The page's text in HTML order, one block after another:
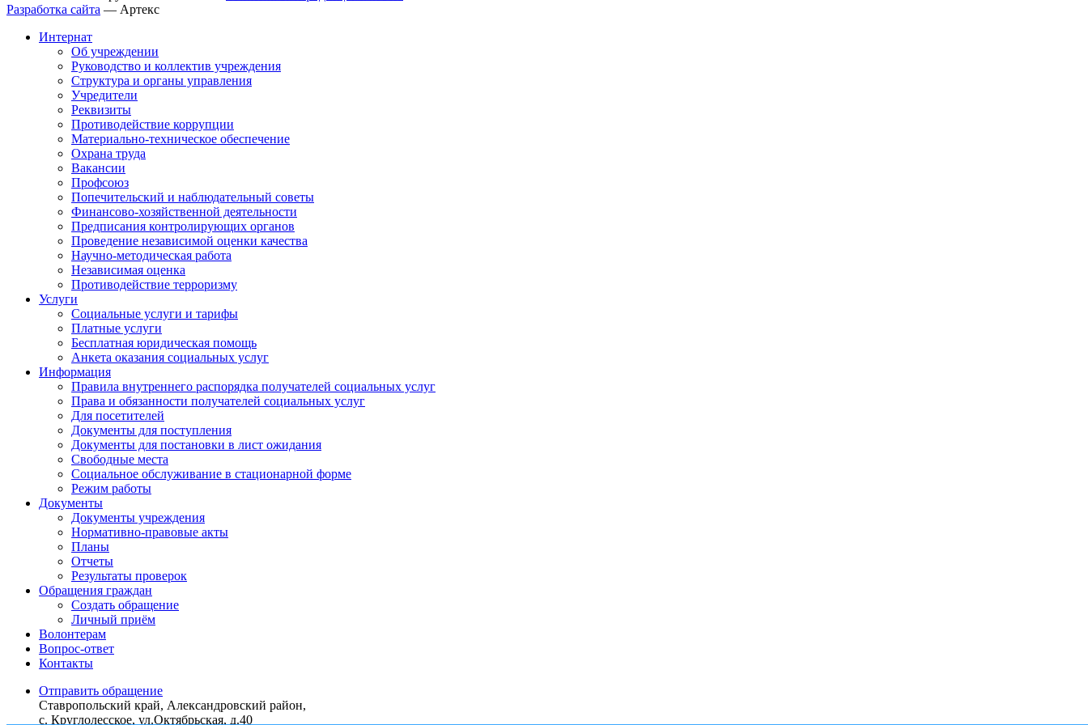
Разработка сайта — Артекс
Интернат
Об учреждении
Руководство и коллектив учреждения
Структура и органы управления
Учредители
Реквизиты
Противодействие коррупции
Материально-техническое обеспечение
Охрана труда
Вакансии
Профсоюз
Попечительский и наблюдательный советы
Финансово-хозяйственной деятельности
Предписания контролирующих органов
Проведение независимой оценки качества
Научно-методическая работа
Независимая оценка
Противодействие терроризму
Услуги
Социальные услуги и тарифы
Платные услуги
Бесплатная юридическая помощь
Анкета оказания социальных услуг
Информация
Правила внутреннего распорядка получателей социальных услуг
Права и обязанности получателей социальных услуг
Для посетителей
Документы для поступления
Документы для постановки в лист ожидания
Свободные места
Социальное обслуживание в стационарной форме
Режим работы
Документы
Документы учреждения
Нормативно-правовые акты
Планы
Отчеты
Результаты проверок
Обращения граждан
Создать обращение
Личный приём
Волонтерам
Вопрос-ответ
Контакты
Отправить обращение
Ставропольский край, Александровский район,
с. Круглолесское, ул.Октябрьская, д.40